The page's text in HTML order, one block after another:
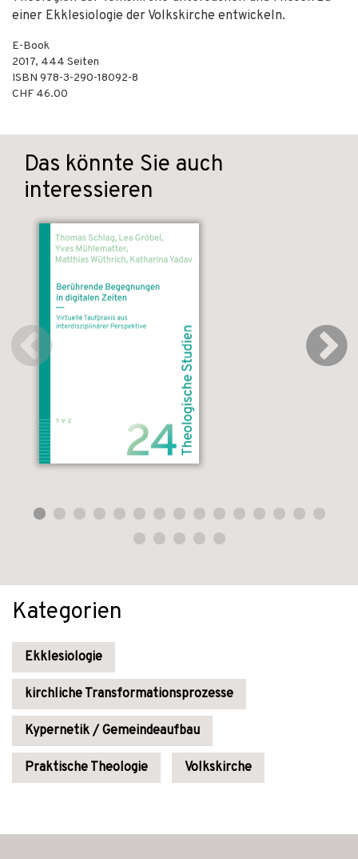
einer Ekklesiologie der Volkskirche entwickeln.
E-Book
2017, 444 Seiten
ISBN 978-3-290-18092-8
CHF 46.00
Das könnte Sie auch
interessieren
Kategorien
Ekklesiologie
kirchliche Transformationsprozesse
Kypernetik / Gemeindeaufbau
Praktische Theologie Volkskirche